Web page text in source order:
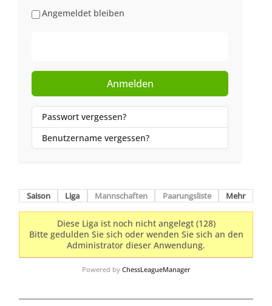
Angemeldet bleiben
Anmelden
Passwort vergessen?
Benutzername vergessen?
Saison Liga Mannschaften Paarungsliste Mehr
Diese Liga ist noch nicht angelegt (128)
Bitte gedulden Sie sich oder wenden Sie sich an den
Administrator dieser Anwendung.
Powered by ChessLeagueManager